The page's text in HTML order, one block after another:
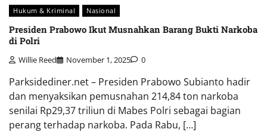
Hukum & Kriminal Nasional
Presiden Prabowo Ikut Musnahkan Barang Bukti Narkoba
di Polri
Willie Reed November 1, 2025 0
Parksidediner.net – Presiden Prabowo Subianto hadir
dan menyaksikan pemusnahan 214,84 ton narkoba
senilai Rp29,37 triliun di Mabes Polri sebagai bagian
perang terhadap narkoba. Pada Rabu, […]